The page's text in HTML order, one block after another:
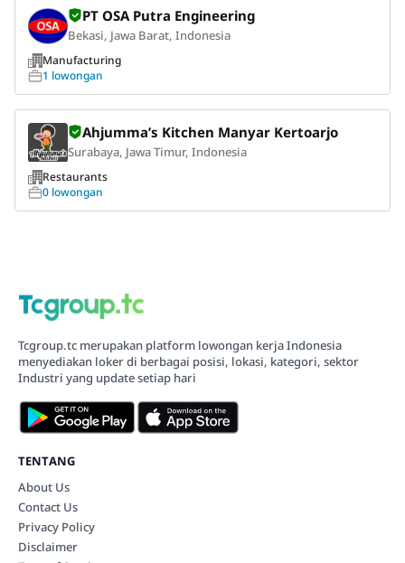
PT OSA Putra Engineering
Bekasi, Jawa Barat, Indonesia
Manufacturing
1 lowongan
Ahjumma’s Kitchen Manyar Kertoarjo
Surabaya, Jawa Timur, Indonesia
Restaurants
0 lowongan
Tcgroup.tc merupakan platform lowongan kerja Indonesia
menyediakan loker di berbagai posisi, lokasi, kategori, sektor
Industri yang update setiap hari
TENTANG
About Us
Contact Us
Privacy Policy
Disclaimer